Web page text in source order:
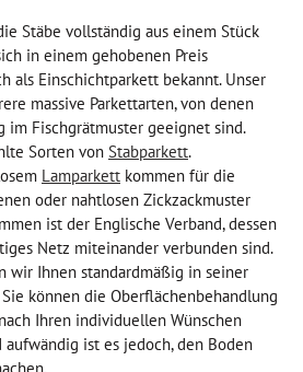
Stäbe vollständig aus einem Stück
in einem gehobenen Preis
als Einschichtparkett bekannt. Unser
massive Parkettarten, von denen
im Fischgrätmuster geeignet sind.
Sorten von Stabparkett.
Lamparkett kommen für die
oder nahtlosen Zickzackmuster
ist der Englische Verband, dessen
Netz miteinander verbunden sind.
wir Ihnen standardmäßig in seiner
können die Oberflächenbehandlung
Ihren individuellen Wünschen
aufwändig ist es jedoch, den Boden